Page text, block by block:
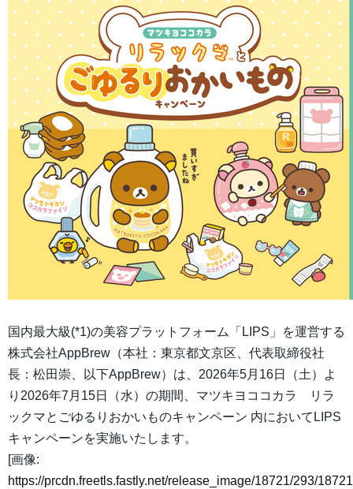
国内最大級(*1)の美容プラットフォーム「LIPS」を運営する
株式会社AppBrew（本社：東京都文京区、代表取締役社
長：松田崇、以下AppBrew）は、2026年5月16日（土）よ
り2026年7月15日（水）の期間、マツキヨココカラ リラ
ックマとごゆるりおかいものキャンペーン 内においてLIPS
キャンペーンを実施いたします。
[画像:
https://prcdn.freetls.fastly.net/release_image/18721/293/